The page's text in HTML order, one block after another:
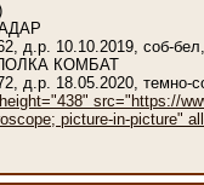
62, д.р. 10.10.2019,
КОМБАТ
72, д.р. 18.05.2020,
src="https://
picture-in-picture"